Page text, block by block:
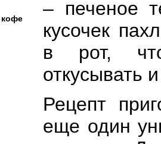
кофе
– печеное
кусочек
в рот,
откусывать
Рецепт
еще один